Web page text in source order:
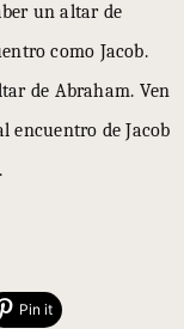
un altar de
como Jacob.
de Abraham. Ven
encuentro de Jacob
Pin it